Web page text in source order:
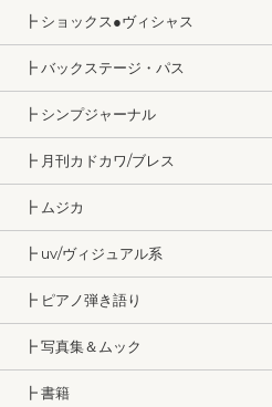
┣ ショックス●ヴィシャス
┣ バックステージ・パス
┣ シンプジャーナル
┣ 月刊カドカワ/ブレス
┣ ムジカ
┣ uv/ヴィジュアル系
┣ ピアノ弾き語り
┣ 写真集＆ムック
┣ 書籍